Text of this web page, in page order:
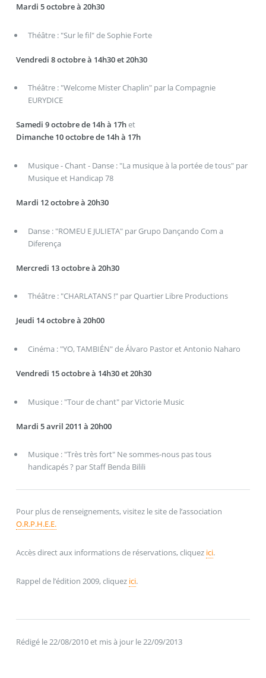
Mardi 5 octobre à 20h30
Théâtre : "Sur le fil" de Sophie Forte
Vendredi 8 octobre à 14h30 et 20h30
Théâtre : "Welcome Mister Chaplin" par la Compagnie
EURYDICE
Samedi 9 octobre de 14h à 17het
Dimanche 10 octobre de 14h à 17h
Musique - Chant - Danse : "La musique à la portée de tous" par
Musique et Handicap 78
Mardi 12 octobre à 20h30
Danse : "ROMEU E JULIETA" par Grupo Dançando Com a
Diferença
Mercredi 13 octobre à 20h30
Théâtre : "CHARLATANS !" par Quartier Libre Productions
Jeudi 14 octobre à 20h00
Cinéma : "YO, TAMBIÉN" de Álvaro Pastor et Antonio Naharo
Vendredi 15 octobre à 14h30 et 20h30
Musique : "Tour de chant" par Victorie Music
Mardi 5 avril 2011 à 20h00
Musique : "Très très fort" Ne sommes-nous pas tous
handicapés ? par Staff Benda Bilili
Pour plus de renseignements, visitez le site de l’association
O.R.P.H.E.E.
Accès direct aux informations de réservations, cliquez ici.
Rappel de l’édition 2009, cliquez ici.
Rédigé le 22/08/2010 et mis à jour le 22/09/2013